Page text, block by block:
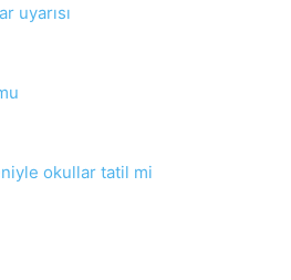
uyarısı
okullar tatil mi